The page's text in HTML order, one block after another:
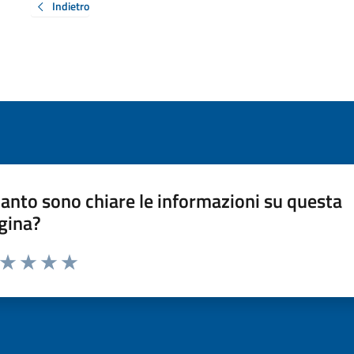
Indietro
sono chiare le informazioni su questa
da 1 a 5 stelle la pagina